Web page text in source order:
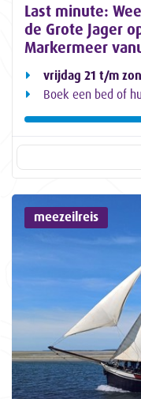
Last minute:
de Grote Jager
Markermeer
vrijdag 21 t/m
Boek een bed of
meezeilreis